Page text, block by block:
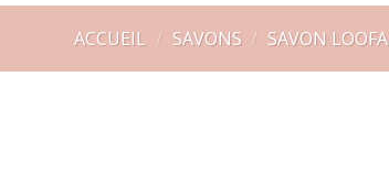
ACCUEIL / SAVONS / SAVON LOOFA